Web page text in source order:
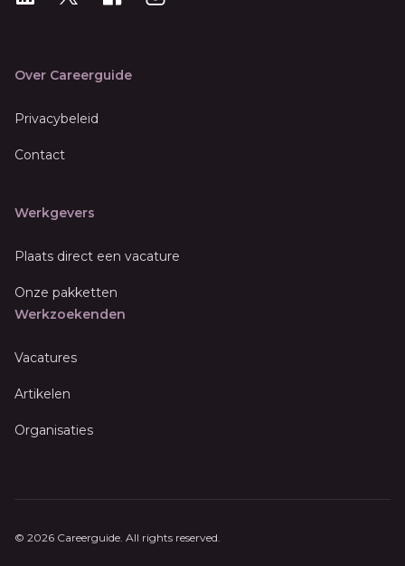
Over Careerguide
Privacybeleid
Contact
Werkgevers
Plaats direct een vacature
Onze pakketten
Werkzoekenden
Vacatures
Artikelen
Organisaties
© 2026 Careerguide. All rights reserved.